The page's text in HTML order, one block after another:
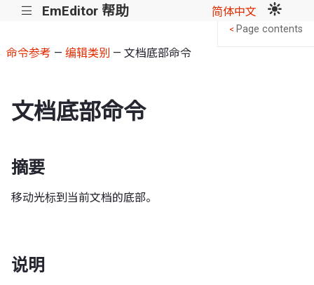
||| EmEditor 帮助 简体中文
命令参考 — 编辑类别 — 文档底部命令
文档底部命令
摘要
移动光标到当前文档的底部。
说明
< Page contents